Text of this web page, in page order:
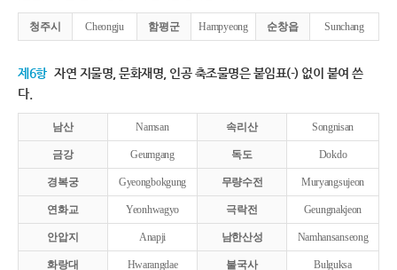
청주시 Cheongju 함평군 Hampyeong 순창읍 Sunchang
제6항 자연 지물명, 문화재명, 인공 축조물명은 붙임표(-) 없이 붙여 쓴
다.
남산 Namsan 속리산 Songnisan
금강 Geumgang 독도 Dokdo
경복궁 Gyeongbokgung 무량수전 Muryangsujeon
연화교 Yeonhwagyo 극락전 Geungnakjeon
안압지 Anapji 남한산성 Namhansanseong
화랑대 Hwarangdae 불국사 Bulguksa